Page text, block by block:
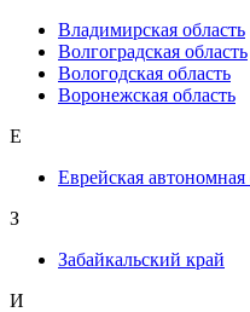
Владимирская область
Волгоградская область
Вологодская область
Воронежская область
Е
Еврейская автономная
З
Забайкальский край
И